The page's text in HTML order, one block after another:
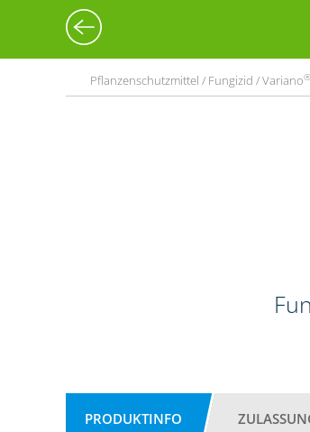
Pflanzenschutzmittel / Fungizid / Variano®
PRODUKTINFO